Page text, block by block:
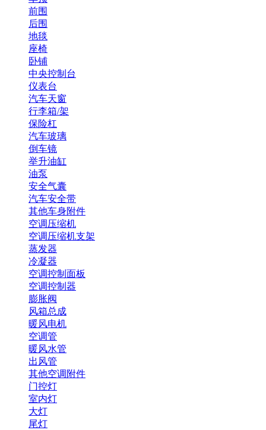
前围
后围
地毯
座椅
卧铺
中央控制台
仪表台
汽车天窗
行李箱/架
保险杠
汽车玻璃
倒车镜
举升油缸
油泵
安全气囊
汽车安全带
其他车身附件
空调压缩机
空调压缩机支架
蒸发器
冷凝器
空调控制面板
空调控制器
膨胀阀
风箱总成
暖风电机
空调管
暖风水管
出风管
其他空调附件
门控灯
室内灯
大灯
尾灯